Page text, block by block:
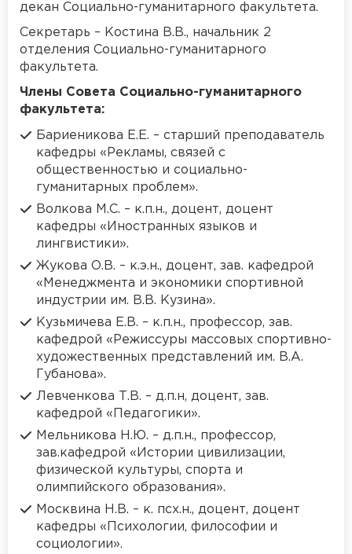
декан Социально-гуманитарного факультета.
Секретарь – Костина В.В., начальник 2
отделения Социально-гуманитарного
факультета.
Члены Совета Социально-гуманитарного
факультета:
Бариеникова Е.Е. – старший преподаватель
кафедры «Рекламы, связей с
общественностью и социально-
гуманитарных проблем».
Волкова М.С. – к.п.н., доцент, доцент
кафедры «Иностранных языков и
лингвистики».
Жукова О.В. – к.э.н., доцент, зав. кафедрой
«Менеджмента и экономики спортивной
индустрии им. В.В. Кузина».
Кузьмичева Е.В. – к.п.н., профессор, зав.
кафедрой «Режиссуры массовых спортивно-
художественных представлений им. В.А.
Губанова».
Левченкова Т.В. – д.п.н, доцент, зав.
кафедрой «Педагогики».
Мельникова Н.Ю. – д.п.н., профессор,
зав.кафедрой «Истории цивилизации,
физической культуры, спорта и
олимпийского образования».
Москвина Н.В. – к. псх.н., доцент, доцент
кафедры «Психологии, философии и
социологии».